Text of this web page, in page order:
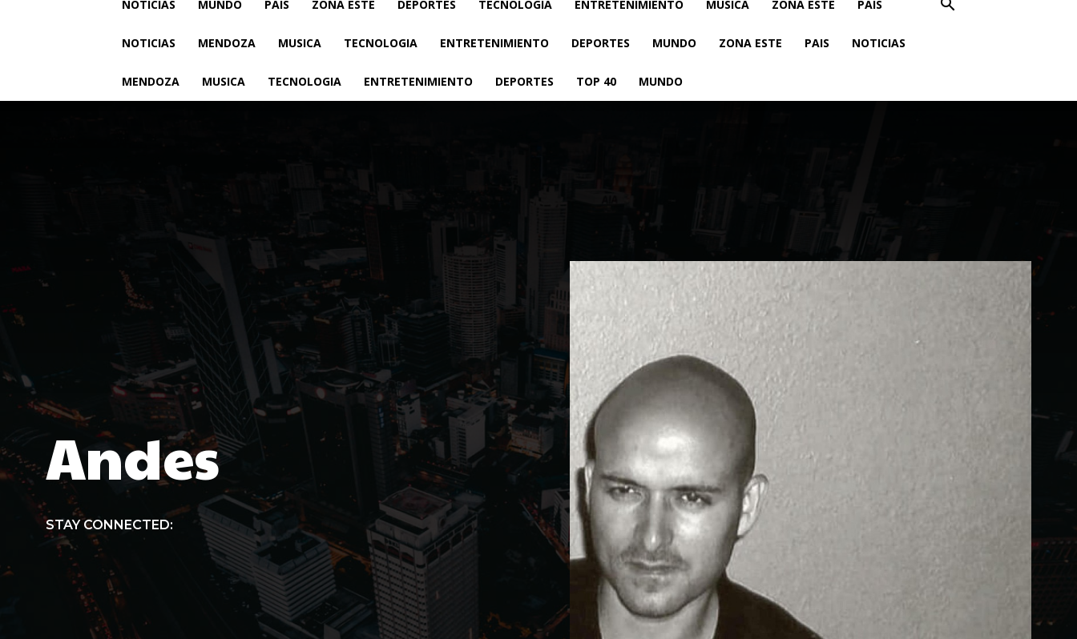
NOTICIAS MUNDO PAIS ZONA ESTE DEPORTES TECNOLOGIA ENTRETENIMIENTO MUSICA ZONA ESTE PAIS
NOTICIAS MENDOZA MUSICA TECNOLOGIA ENTRETENIMIENTO DEPORTES MUNDO ZONA ESTE PAIS NOTICIAS
MENDOZA MUSICA TECNOLOGIA ENTRETENIMIENTO DEPORTES TOP 40 MUNDO
Andes
STAY CONNECTED: